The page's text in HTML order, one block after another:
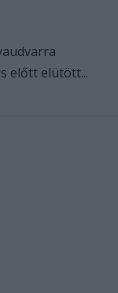
előtt elütött...